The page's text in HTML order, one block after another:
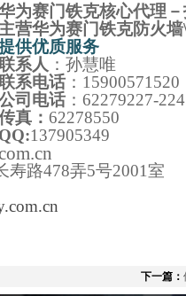
为赛门铁克核心代理
主营华为赛门铁克防火墙
供优质服务
系人 ：孙慧唯
系电话 ： 15900571520
司电话 ： 62279227-224
真： 62278550
QQ:137905349
寿路478弄5号2001 室
下一篇：